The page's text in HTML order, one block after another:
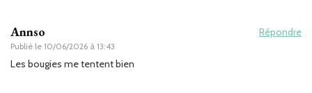
Annso
Publié le 10/06/2026 à 13:43
Répondre
Les bougies me tentent bien